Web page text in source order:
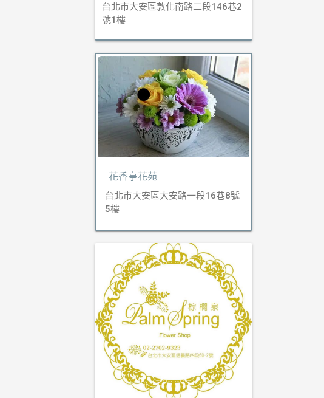
台北市大安區敦化南路二段146巷2
號1樓
花香亭花苑
台北市大安區大安路一段16巷8號
5樓